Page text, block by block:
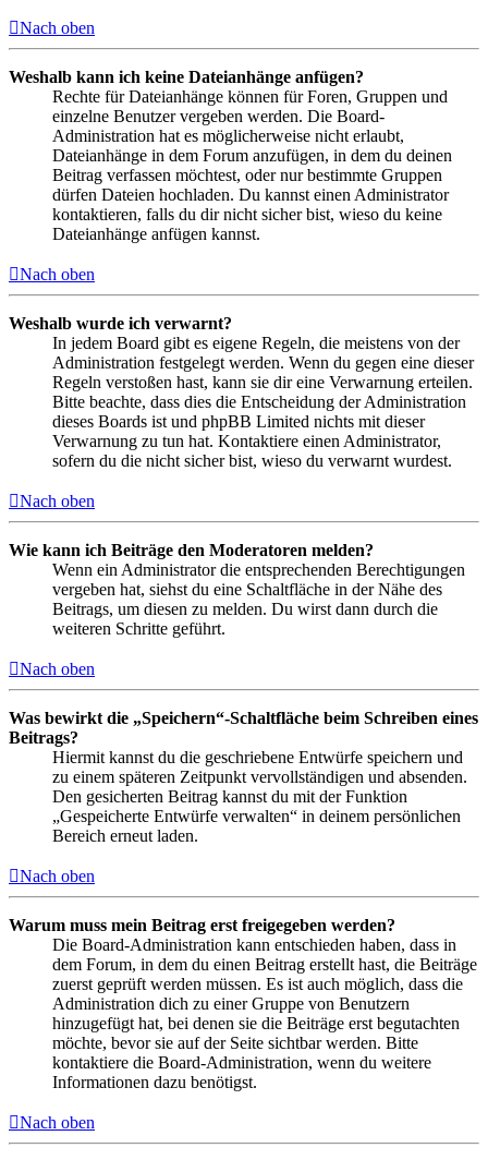
Nach oben
Weshalb kann ich keine Dateianhänge anfügen?
Rechte für Dateianhänge können für Foren, Gruppen und
einzelne Benutzer vergeben werden. Die Board-
Administration hat es möglicherweise nicht erlaubt,
Dateianhänge in dem Forum anzufügen, in dem du deinen
Beitrag verfassen möchtest, oder nur bestimmte Gruppen
dürfen Dateien hochladen. Du kannst einen Administrator
kontaktieren, falls du dir nicht sicher bist, wieso du keine
Dateianhänge anfügen kannst.
Nach oben
Weshalb wurde ich verwarnt?
In jedem Board gibt es eigene Regeln, die meistens von der
Administration festgelegt werden. Wenn du gegen eine dieser
Regeln verstoßen hast, kann sie dir eine Verwarnung erteilen.
Bitte beachte, dass dies die Entscheidung der Administration
dieses Boards ist und phpBB Limited nichts mit dieser
Verwarnung zu tun hat. Kontaktiere einen Administrator,
sofern du die nicht sicher bist, wieso du verwarnt wurdest.
Nach oben
Wie kann ich Beiträge den Moderatoren melden?
Wenn ein Administrator die entsprechenden Berechtigungen
vergeben hat, siehst du eine Schaltfläche in der Nähe des
Beitrags, um diesen zu melden. Du wirst dann durch die
weiteren Schritte geführt.
Nach oben
Was bewirkt die „Speichern“-Schaltfläche beim Schreiben eines
Beitrags?
Hiermit kannst du die geschriebene Entwürfe speichern und
zu einem späteren Zeitpunkt vervollständigen und absenden.
Den gesicherten Beitrag kannst du mit der Funktion
„Gespeicherte Entwürfe verwalten“ in deinem persönlichen
Bereich erneut laden.
Nach oben
Warum muss mein Beitrag erst freigegeben werden?
Die Board-Administration kann entschieden haben, dass in
dem Forum, in dem du einen Beitrag erstellt hast, die Beiträge
zuerst geprüft werden müssen. Es ist auch möglich, dass die
Administration dich zu einer Gruppe von Benutzern
hinzugefügt hat, bei denen sie die Beiträge erst begutachten
möchte, bevor sie auf der Seite sichtbar werden. Bitte
kontaktiere die Board-Administration, wenn du weitere
Informationen dazu benötigst.
Nach oben